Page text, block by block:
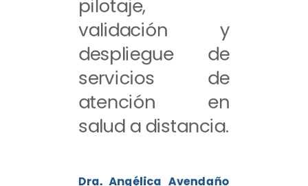
pilotaje,
validación y
despliegue de
servicios de
atención en
salud a distancia.
Dra. Angélica Avendaño